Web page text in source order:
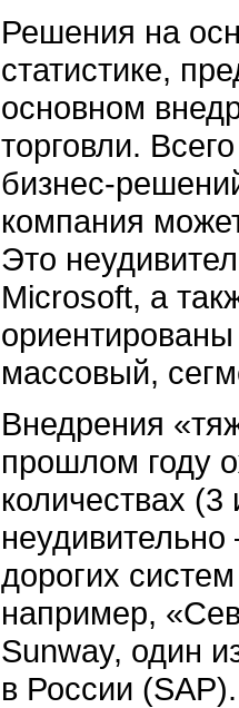
Решения на
статистике,
основном
торговли.
бизнес-
компания
Это
Microsoft, а
массовый,
Внедрения
прошлом году
количествах (3
дорогих
например,
Sunway, один
в России (SAP).